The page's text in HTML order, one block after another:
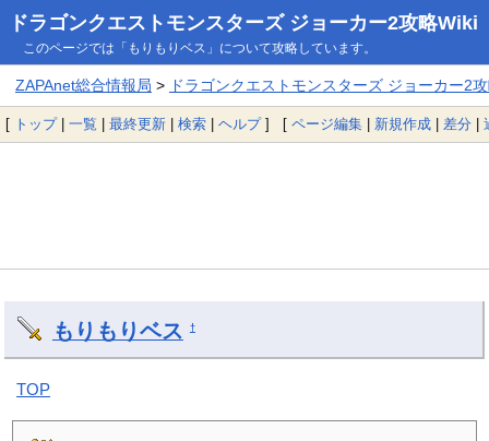
ドラゴンクエストモンスターズ ジョーカー2攻略Wiki
このページでは「もりもりベス」について攻略しています。
ZAPAnet総合情報局 > ドラゴンクエストモンスターズ ジョーカー2
[ トップ| 一覧 | 最終更新 | 検索 | ヘルプ] [ ページ編集 | 新規作成 | 差分 |
もりもりベス †
TOP